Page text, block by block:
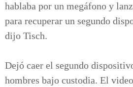
hablaba por un megáfono y
para recuperar un segundo
dijo Tisch.
Dejó caer el segundo
hombres bajo custodia. El